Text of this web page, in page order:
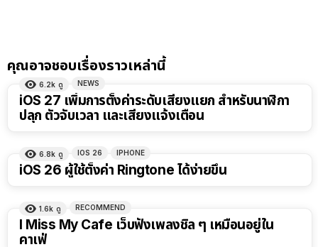
คุณอาจชอบเรื่องราวเหล่านี้
6.2k ดู NEWS
iOS 27 เพิ่มการตั้งค่าระดับเสียงแยก สำหรับนาฬิกา
ปลุก ตัวจับเวลา และเสียงแจ้งเตือน
6.8k ดู IOS 26 IPHONE
iOS 26 ผู้ใช้ตั้งค่า Ringtone ได้ง่ายขึ้น
1.6k ดู RECOMMEND
I Miss My Cafe เว็บฟังเพลงชิล ๆ เหมือนอยู่ใน
คาเฟ่